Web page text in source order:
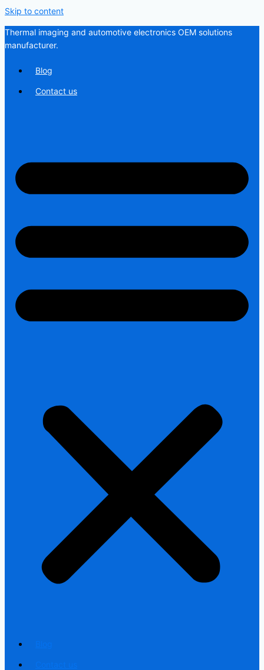
Skip to content
Thermal imaging and automotive electronics OEM solutions
manufacturer.
Blog
Contact us